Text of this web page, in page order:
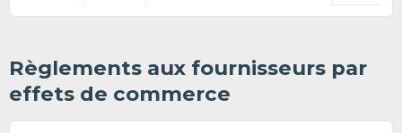
Règlements aux fournisseurs par
effets de commerce